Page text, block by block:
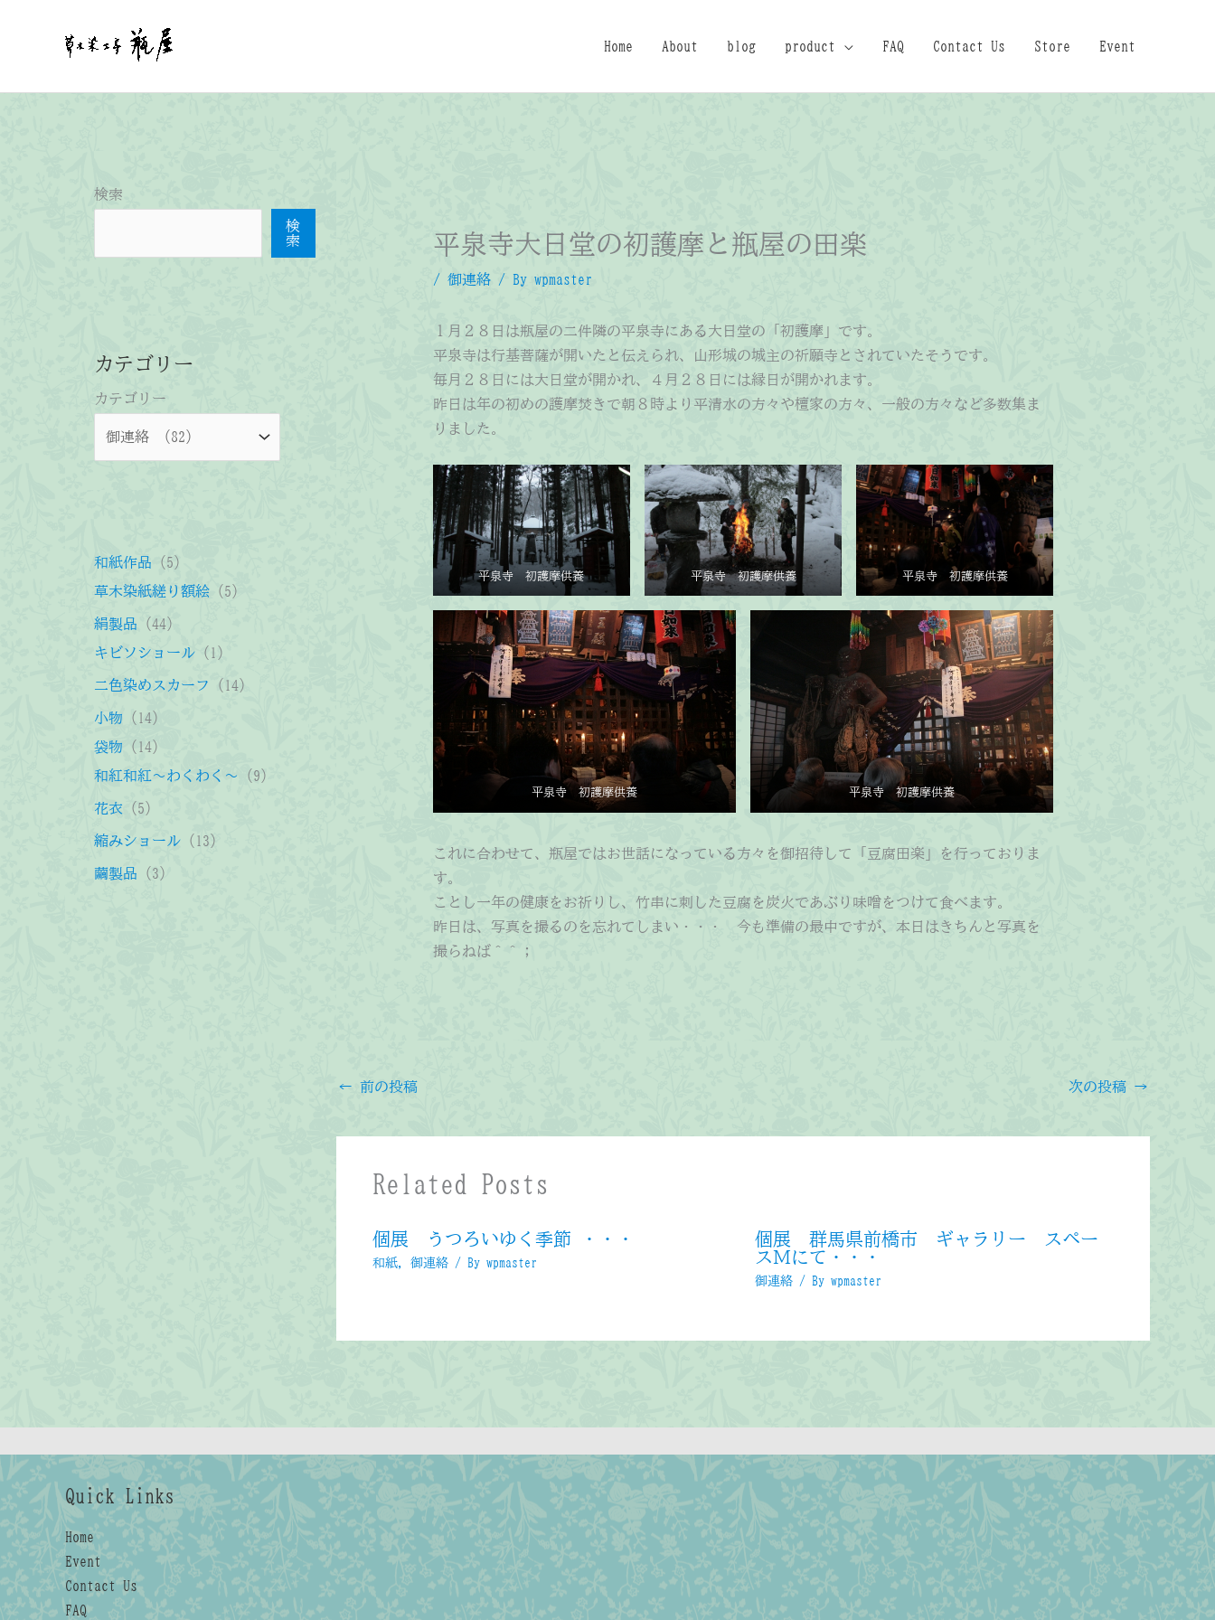
Home About blog product FAQ Contact Us Store Event
検索
検
索
カテゴリー
カテゴリー
和紙作品 55
個
商
品
草木染紙縒り額絵 55
商
絹製品 444
4
個
品
キビソショール 1 1
個
品
二色染めスカーフ 141
の
小物 141
4
個
袋物 141
4
和紅和紅～わくわく～ 99
花衣 55
個
の
縮みショール 131
繭製品 33
平泉寺大日堂の初護摩と瓶屋の田楽
/ 御連絡/ By wpmaster
１月２８日は瓶屋の二件隣の平泉寺にある大日堂の「初護摩」です。
平泉寺は行基菩薩が開いたと伝えられ、山形城の城主の祈願寺とされていたそうです。
毎月２８日には大日堂が開かれ、４月２８日には縁日が開かれます。
昨日は年の初めの護摩焚きで朝８時より平清水の方々や檀家の方々、一般の方々など多数集ま
りました。
平泉寺 初護摩供養 平泉寺 初護摩供養 平泉寺 初護摩供養
平泉寺 初護摩供養 平泉寺 初護摩供養
これに合わせて、瓶屋ではお世話になっている方々を御招待して「豆腐田楽」を行っておりま
す。
ことし一年の健康をお祈りし、竹串に刺した豆腐を炭火であぶり味噌をつけて食べます。
昨日は、写真を撮るのを忘れてしまい・・・ 今も準備の最中ですが、本日はきちんと写真を
撮らねば＾＾；
← 前の投稿 次の投稿 →
Related Posts
個展 うつろいゆく季節 ・・・
和紙 御連絡 / By wpmaster
個展 群馬県前橋市 ギャラリー スペー
スＭにて・・・
御連絡/ By wpmaster
Quick Links
Home
Event
Contact Us
FAQ